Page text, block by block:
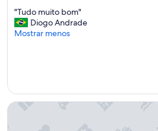
10,
Maravilhosa,
(677
"
T
u
t
"Tudo muito bom"
Diogo Andrade
Mostrar menos
Hotel Costa Norte Massaguaçu